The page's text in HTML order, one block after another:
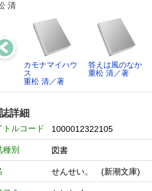
清
カモナマイハウ
ス
重松 清／著
答えは風のなか
重松 清／著
詳細
トルコード 1000012322105
種別 図書
せんせい。 (新潮文庫)